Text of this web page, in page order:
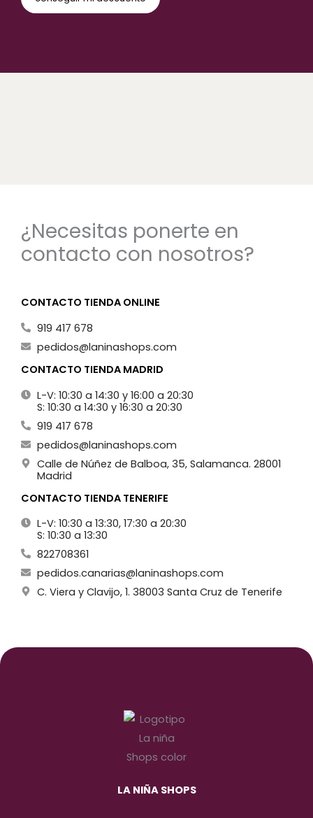
¿Necesitas ponerte en
contacto con nosotros?
CONTACTO TIENDA ONLINE
919 417 678
pedidos@laninashops.com
CONTACTO TIENDA MADRID
L-V: 10:30 a 14:30 y 16:00 a 20:30
S: 10:30 a 14:30 y 16:30 a 20:30
919 417 678
pedidos@laninashops.com
Calle de Núñez de Balboa, 35, Salamanca. 28001
Madrid
CONTACTO TIENDA TENERIFE
L-V: 10:30 a 13:30, 17:30 a 20:30
S: 10:30 a 13:30
822708361
pedidos.canarias@laninashops.com
C. Viera y Clavijo, 1. 38003 Santa Cruz de Tenerife
LA NIÑA SHOPS